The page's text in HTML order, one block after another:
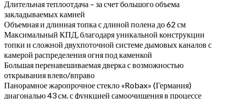
Длительная теплоотдача – за счет большого объема
закладываемых камней
Объемная и длинная топка с длиной полена до 62 см
Максимальный КПД, благодаря уникальной конструкции
топки и сложной двухпоточной системе дымовых каналов с
камерой распределения огня под каменкой
Большая перенавешиваемая дверка с возможностью
открывания влево/вправо
Панорамное жаропрочное стекло «Robax» (Германия)
диагональю 43 см. с функцией самоочищения в процессе